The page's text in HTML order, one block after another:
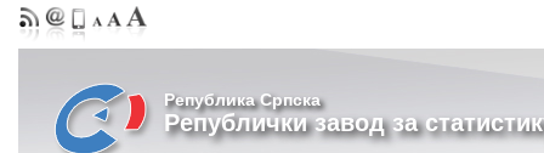
Република Српска
Републички завод за